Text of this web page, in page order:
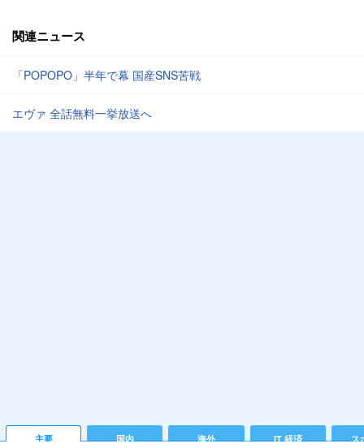
関連ニュース
「POPOPO」半年で幕 国産SNS苦戦
エヴァ 全話無料一挙放送へ
主要 国内 海外 IT 経済 ス